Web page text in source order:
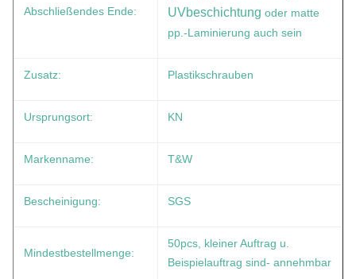
Abschließendes Ende: UVbeschichtung oder matte
pp.-Laminierung auch sein
Zusatz: Plastikschrauben
Ursprungsort: KN
Markenname: T&W
Bescheinigung: SGS
Mindestbestellmenge:
50pcs, kleiner Auftrag u.
Beispielauftrag sind- annehmbar